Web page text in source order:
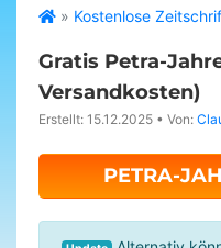
» Kostenlose
Gratis Petra-
Versandkosten)
Erstellt: 15.12.2025 • Von:
PETRA-